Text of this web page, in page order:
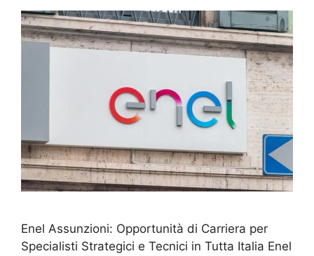
Enel Assunzioni: Opportunità di Carriera per
Specialisti Strategici e Tecnici in Tutta Italia Enel